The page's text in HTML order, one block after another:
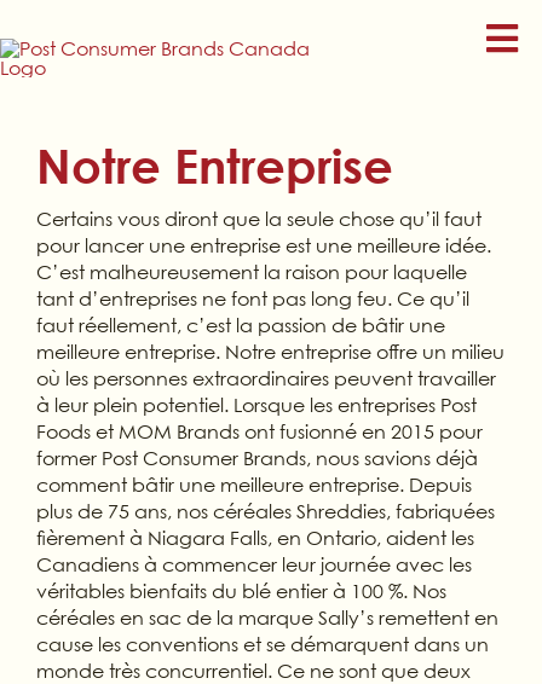
to
content
Notre Entreprise
Certains vous diront que la seule chose qu’il faut
pour lancer une entreprise est une meilleure idée.
C’est malheureusement la raison pour laquelle
tant d’entreprises ne font pas long feu. Ce qu’il
faut réellement, c’est la passion de bâtir une
meilleure entreprise. Notre entreprise offre un milieu
où les personnes extraordinaires peuvent travailler
à leur plein potentiel. Lorsque les entreprises Post
Foods et MOM Brands ont fusionné en 2015 pour
former Post Consumer Brands, nous savions déjà
comment bâtir une meilleure entreprise. Depuis
plus de 75 ans, nos céréales Shreddies, fabriquées
fièrement à Niagara Falls, en Ontario, aident les
Canadiens à commencer leur journée avec les
véritables bienfaits du blé entier à 100 %. Nos
céréales en sac de la marque Sally’s remettent en
cause les conventions et se démarquent dans un
monde très concurrentiel. Ce ne sont que deux